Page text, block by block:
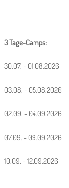
3 Tage-Camps:
30.07. - 01.08.2026
03.08. - 05.08.2026
02.09. - 04.09.2026
07.09. - 09.09.2026
10.09. - 12.09.2026